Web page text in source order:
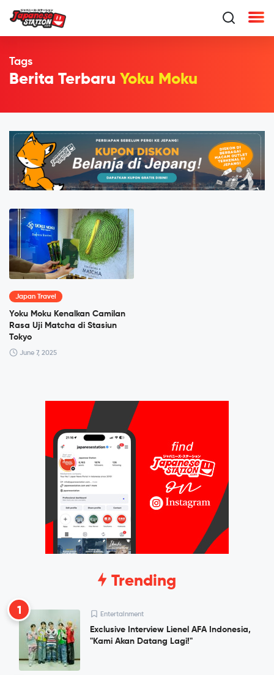
Tags
Berita Terbaru Yoku Moku
Japan Travel
Yoku Moku Kenalkan Camilan
Rasa Uji Matcha di Stasiun
Tokyo
June 7, 2025
Trending
1 Entertainment
Exclusive Interview Lienel AFA Indonesia,
"Kami Akan Datang Lagi!"